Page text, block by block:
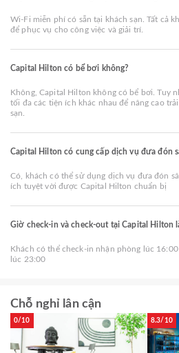
Wi-Fi miễn phí có sẵn tại khách sạn. Tất cả
để phục vụ cho công việc và giải trí.
Capital Hilton có bể bơi không?
Không, Capital Hilton không có bể bơi. Tuy
tối đa các tiện ích khác nhau để nâng cao
sạn.
Capital Hilton có cung cấp dịch vụ đưa đón
Có, khách có thể sử dụng dịch vụ đưa đón
ích tuyệt vời được Capital Hilton chuẩn bị
Giờ check-in và check-out tại Capital Hilton
Khách có thể check-in nhận phòng lúc
lúc 23:00
Chỗ nghỉ lân cận
0/10 8.3/10